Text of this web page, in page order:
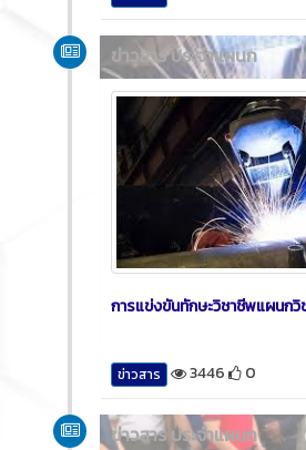
ข่าวสาร ประจำแผนก
การแข่งขันทักษะวิชาชีพแผนกวิ
ข่าวสาร 3446 0
ข่าวสาร ประจำแผนก